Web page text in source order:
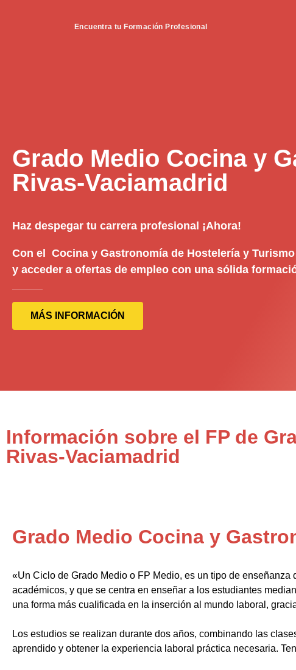
Encuentra tu Formación Profesional
Grado Medio Cocina y
Rivas-Vaciamadrid
Haz despegar tu carrera profesional ¡Ahora!
Con el Cocina y Gastronomía de Hostelería y
y acceder a ofertas de empleo con una sólida
MÁS INFORMACIÓN
Información sobre el FP de
Rivas-Vaciamadrid
Grado Medio Cocina y
«Un Ciclo de Grado Medio o FP Medio, es un tipo de
académicos, y que se centra en enseñar a los estudiantes
una forma más cualificada en la inserción al mundo laboral,
Los estudios se realizan durante dos años, combinando las
aprendido y obtener la experiencia laboral práctica necesaria.